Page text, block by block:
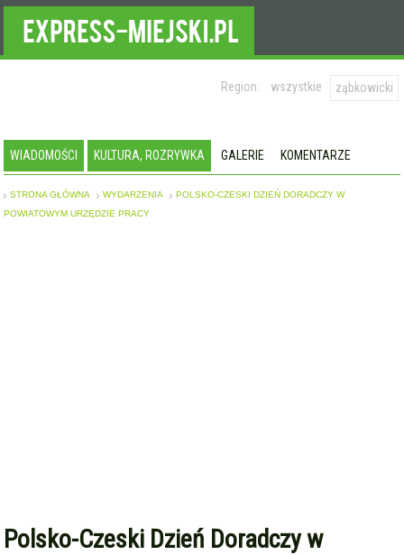
Region: wszystkie ząbkowicki
WIADOMOŚCI KULTURA, ROZRYWKA GALERIE KOMENTARZE
STRONA GŁÓWNA WYDARZENIA
POLSKO-CZESKI DZIEŃ DORADCZY W
POWIATOWYM URZĘDZIE PRACY
Polsko-Czeski Dzień Doradczy w